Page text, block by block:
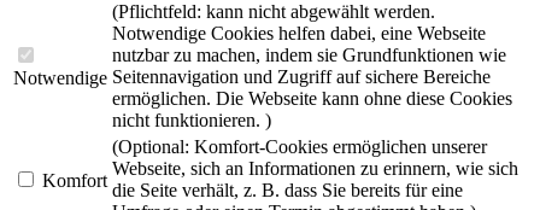
Notwendige
(Pflichtfeld: kann nicht abgewählt werden.
Notwendige Cookies helfen dabei, eine Webseite
nutzbar zu machen, indem sie Grundfunktionen wie
Seitennavigation und Zugriff auf sichere Bereiche
ermöglichen. Die Webseite kann ohne diese Cookies
nicht funktionieren. )
Komfort
(Optional: Komfort-Cookies ermöglichen unserer
Webseite, sich an Informationen zu erinnern, wie sich
die Seite verhält, z. B. dass Sie bereits für eine